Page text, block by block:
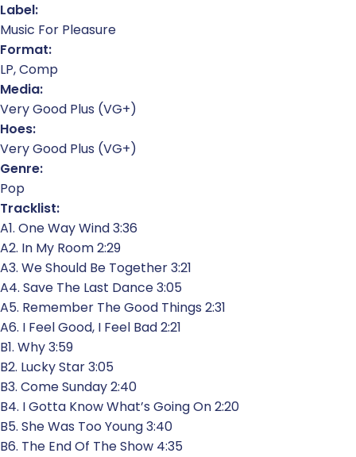
Label:
Music For Pleasure
Format:
LP, Comp
Media:
Very Good Plus (VG+)
Hoes:
Very Good Plus (VG+)
Genre:
Pop
Tracklist:
A1. One Way Wind 3:36
A2. In My Room 2:29
A3. We Should Be Together 3:21
A4. Save The Last Dance 3:05
A5. Remember The Good Things 2:31
A6. I Feel Good, I Feel Bad 2:21
B1. Why 3:59
B2. Lucky Star 3:05
B3. Come Sunday 2:40
B4. I Gotta Know What’s Going On 2:20
B5. She Was Too Young 3:40
B6. The End Of The Show 4:35